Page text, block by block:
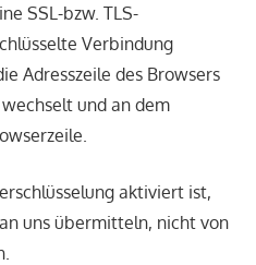
SSL-bzw. TLS-
Verbindung
Adresszeile des Browsers
und an dem
aktiviert ist,
uns übermitteln, nicht von